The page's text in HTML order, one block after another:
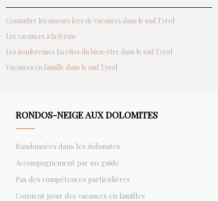
Connaître les mœurs lors de vacances dans le sud Tyrol
Les vacances à la ferme
Les nombreuses facettes du bien-être dans le sud Tyrol
Vacances en famille dans le sud Tyrol
RONDOS-NEIGE AUX DOLOMITES
Randonnées dans les dolomites
Accompagnement par un guide
Pas des compétences particulières
Convient pour des vacances en familles